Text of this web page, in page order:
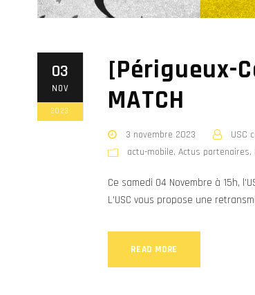
03
NOV
2023
[Périgueux-
MATCH
3 novembre 2023
USC
actu-mobile, Actus partenaires,
Ce samedi 04 Novembre à 15h,
L'USC vous propose une
READ MORE